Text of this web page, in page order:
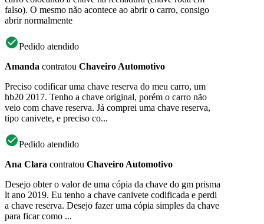
falso). O mesmo não acontece ao abrir o carro, consigo
abrir normalmente
Pedido atendido
Amanda contratou Chaveiro Automotivo
Preciso codificar uma chave reserva do meu carro, um
hb20 2017. Tenho a chave original, porém o carro não
veio com chave reserva. Já comprei uma chave reserva,
tipo canivete, e preciso co...
Pedido atendido
Ana Clara contratou Chaveiro Automotivo
Desejo obter o valor de uma cópia da chave do gm prisma
lt ano 2019. Eu tenho a chave canivete codificada e perdi
a chave reserva. Desejo fazer uma cópia simples da chave
para ficar como ...